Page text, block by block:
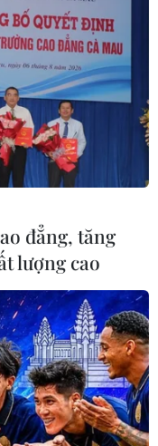
đẳng, tăng
lượng cao